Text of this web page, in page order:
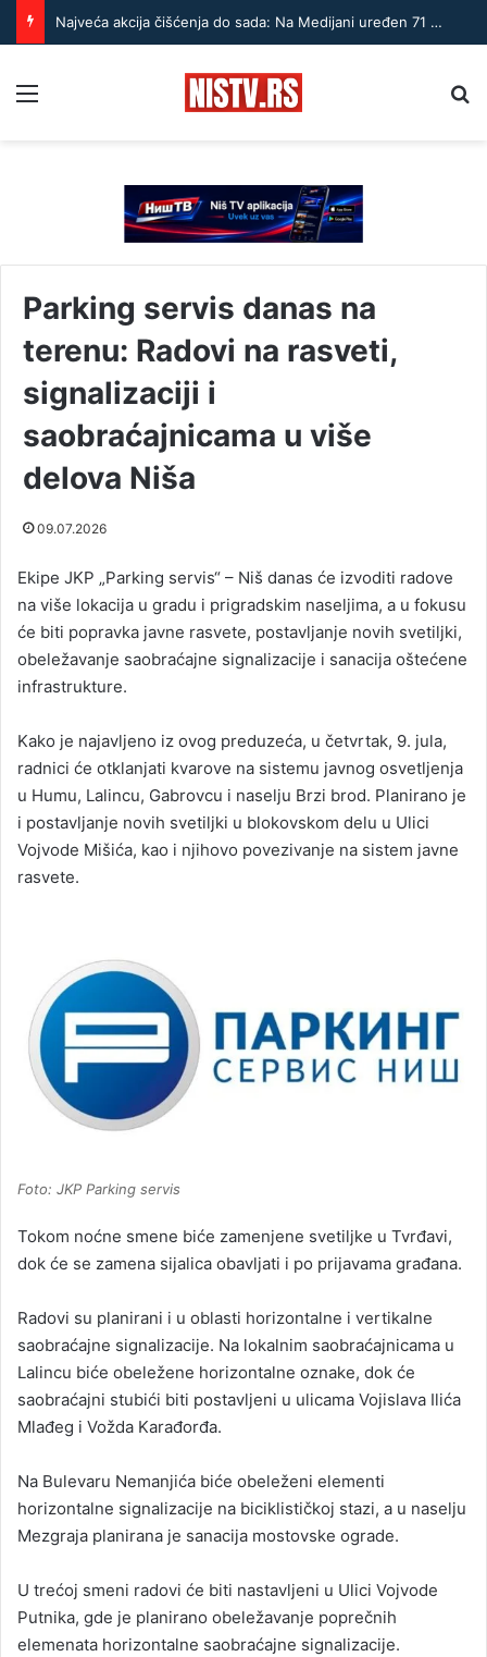
Najveća akcija čišćenja do sada: Na Medijani uređen 71 hektar
Parking servis danas na
terenu: Radovi na rasveti,
signalizaciji i
saobraćajnicama u više
delova Niša
09.07.2026
Ekipe JKP „Parking servis“ – Niš danas će izvoditi radove
na više lokacija u gradu i prigradskim naseljima, a u fokusu
će biti popravka javne rasvete, postavljanje novih svetiljki,
obeležavanje saobraćajne signalizacije i sanacija oštećene
infrastrukture.
Kako je najavljeno iz ovog preduzeća, u četvrtak, 9. jula,
radnici će otklanjati kvarove na sistemu javnog osvetljenja
u Humu, Lalincu, Gabrovcu i naselju Brzi brod. Planirano je
i postavljanje novih svetiljki u blokovskom delu u Ulici
Vojvode Mišića, kao i njihovo povezivanje na sistem javne
rasvete.
Foto: JKP Parking servis
Tokom noćne smene biće zamenjene svetiljke u Tvrđavi,
dok će se zamena sijalica obavljati i po prijavama građana.
Radovi su planirani i u oblasti horizontalne i vertikalne
saobraćajne signalizacije. Na lokalnim saobraćajnicama u
Lalincu biće obeležene horizontalne oznake, dok će
saobraćajni stubići biti postavljeni u ulicama Vojislava Ilića
Mlađeg i Vožda Karađorđa.
Na Bulevaru Nemanjića biće obeleženi elementi
horizontalne signalizacije na biciklističkoj stazi, a u naselju
Mezgraja planirana je sanacija mostovske ograde.
U trećoj smeni radovi će biti nastavljeni u Ulici Vojvode
Putnika, gde je planirano obeležavanje poprečnih
elemenata horizontalne saobraćajne signalizacije.